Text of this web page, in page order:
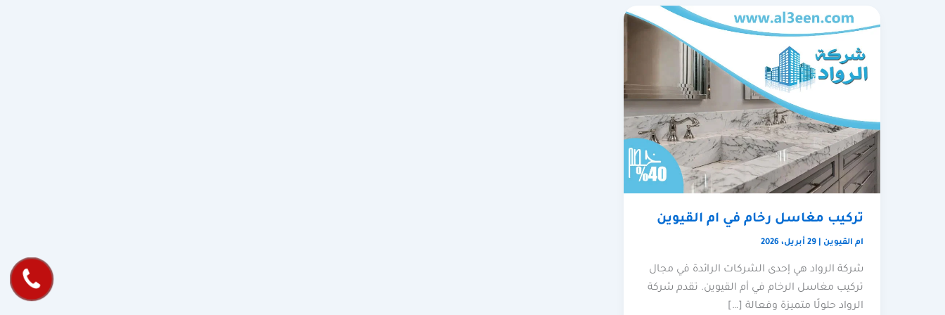
تركيب مغاسل رخام في ام القيوين
ام القيوين 29 أبريل، 2026
شركة الرواد هي إحدى الشركات الرائدة في مجال
تركيب مغاسل الرخام في أم القيوين. تقدم شركة
الرواد حلولًا متميزة وفعالة […]